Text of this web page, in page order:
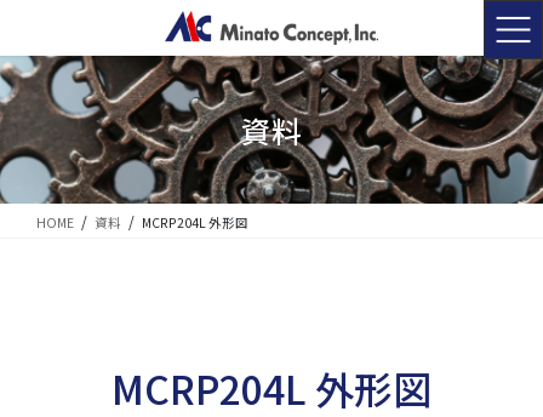
テ
ン
ツ
移
動
ゲ
ー
シ
ン
に
資料
HOME 資料 MCRP204L 外形図
MCRP204L 外形図